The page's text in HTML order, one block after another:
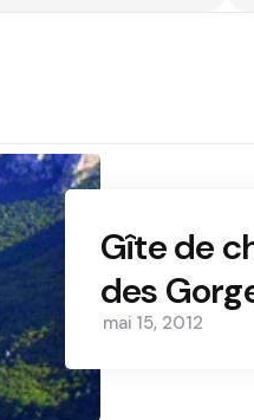
Gîte de
des
mai 15, 2012